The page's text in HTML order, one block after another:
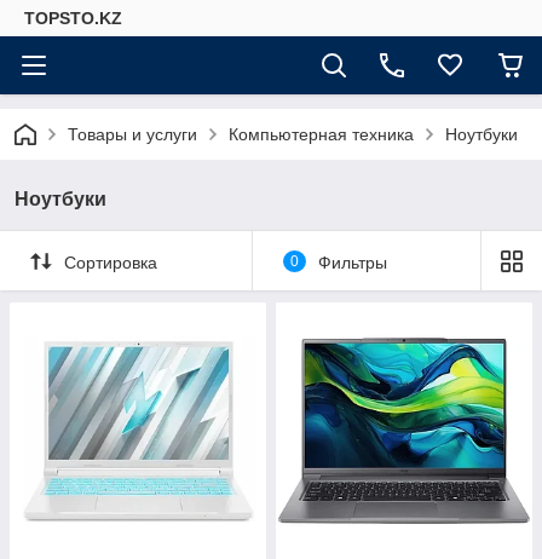
TOPSTO.KZ
Товары и услуги Компьютерная техника Ноутбуки
Ноутбуки
Сортировка 0 Фильтры